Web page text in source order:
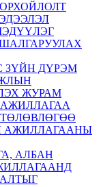
ЗҮЙН ДҮРЭМ
ЖУРАМ
АЖИЛЛАГААНЫ
АЛБАН